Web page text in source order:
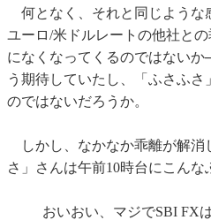
何となく、それと同じような
ユーロ/米ドルレートの他社と
になくなってくるのではない
う期待していたし、「ふさふ
のではないだろうか。
しかし、なかなか乖離が解消
さ」さんは午前10時台にこんな
おいおい、マジでSBI FX